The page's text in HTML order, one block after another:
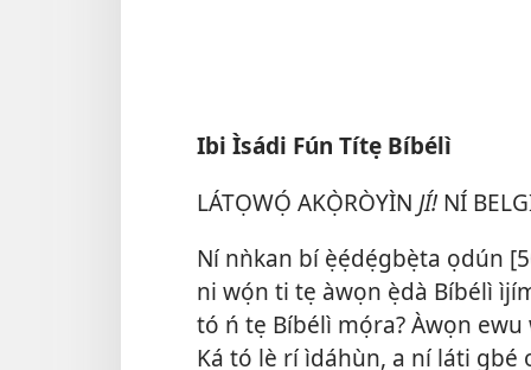
Ibi Ìsádi Fún Títẹ Bíbélì
LÁTỌWỌ́ AKỌ̀RÒYÌN JÍ! NÍ
Ní nǹkan bí ẹ̀ẹ́dẹ́gbẹ̀ta ọdún
ni wọ́n ti tẹ àwọn ẹ̀dà Bíbélì
tó ń tẹ Bíbélì mọ́ra? Àwọn
Ká tó lè rí ìdáhùn, a ní láti